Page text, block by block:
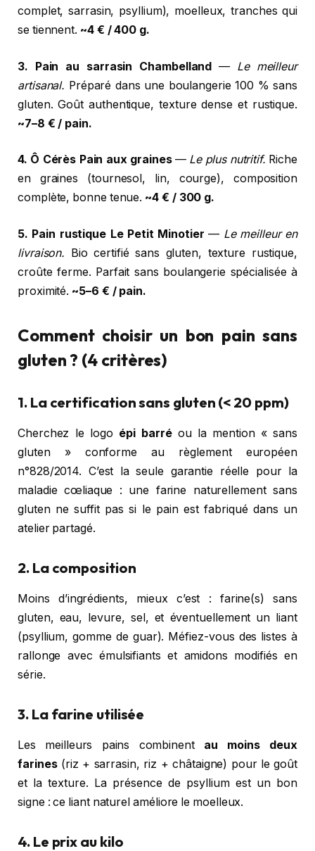
complet, sarrasin, psyllium), moelleux, tranches qui
se tiennent. ~4 € / 400 g.
3. Pain au sarrasin Chambelland — Le meilleur
artisanal. Préparé dans une boulangerie 100 % sans
gluten. Goût authentique, texture dense et rustique.
~7–8 € / pain.
4. Ô Cérès Pain aux graines— Le plus nutritif. Riche
en graines (tournesol, lin, courge), composition
complète, bonne tenue. ~4 € / 300 g.
5. Pain rustique Le Petit Minotier — Le meilleur en
livraison. Bio certifié sans gluten, texture rustique,
croûte ferme. Parfait sans boulangerie spécialisée à
proximité. ~5–6 € / pain.
Comment choisir un bon pain sans
gluten ? (4 critères)
1. La certification sans gluten (< 20 ppm)
Cherchez le logo épi barréou la mention « sans
gluten » conforme au règlement européen
n°828/2014. C’est la seule garantie réelle pour la
maladie cœliaque : une farine naturellement sans
gluten ne suffit pas si le pain est fabriqué dans un
atelier partagé.
2. La composition
Moins d’ingrédients, mieux c’est : farine(s) sans
gluten, eau, levure, sel, et éventuellement un liant
(psyllium, gomme de guar). Méfiez-vous des listes à
rallonge avec émulsifiants et amidons modifiés en
série.
3. La farine utilisée
Les meilleurs pains combinent au moins deux
farines(riz + sarrasin, riz + châtaigne) pour le goût
et la texture. La présence de psyllium est un bon
signe : ce liant naturel améliore le moelleux.
4. Le prix au kilo